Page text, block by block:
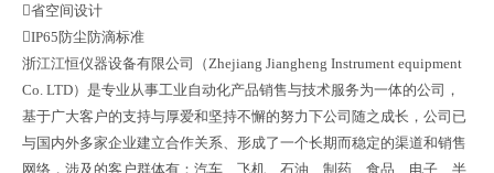
省空间设计
IP65防尘防滴标准
浙江江恒仪器设备有限公司（Zhejiang Jiangheng Instrument equipment
Co. LTD）是专业从事工业自动化产品销售与技术服务为一体的公司，
基于广大客户的支持与厚爱和坚持不懈的努力下公司随之成长，公司已
与国内外多家企业建立合作关系、形成了一个长期而稳定的渠道和销售
网络，涉及的客户群体有：汽车、飞机、石油、制药、食品、电子、半